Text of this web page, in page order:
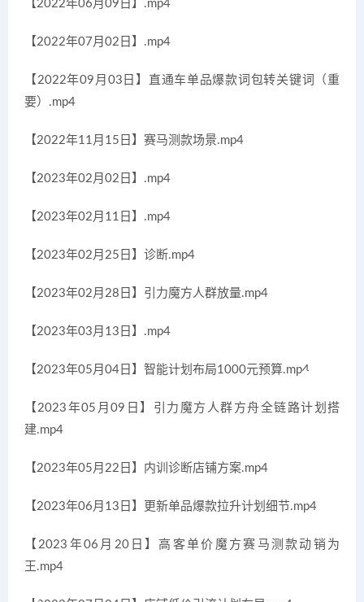
【2022年06月09日】.mp4
【2022年07月02日】.mp4
【2022年09月03日】直通车单品爆款词包转关键词（重
要）.mp4
【2022年11月15日】赛马测款场景.mp4
【2023年02月02日】.mp4
【2023年02月11日】.mp4
【2023年02月25日】诊断.mp4
【2023年02月28日】引力魔方人群放量.mp4
【2023年03月13日】.mp4
【2023年05月04日】智能计划布局1000元预算.mp4
【2023年05月09日】引力魔方人群方舟全链路计划搭
建.mp4
【2023年05月22日】内训诊断店铺方案.mp4
【2023年06月13日】更新单品爆款拉升计划细节.mp4
【2023年06月20日】高客单价魔方赛马测款动销为
王.mp4